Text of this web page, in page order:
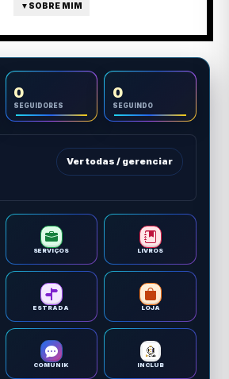
▼ SOBRE MIM
0
SEGUIDORES
0
SEGUINDO
Ver todas / gerenciar
SERVIÇOS LIVROS
ESTRADA LOJA
COMUNIK INCLUB